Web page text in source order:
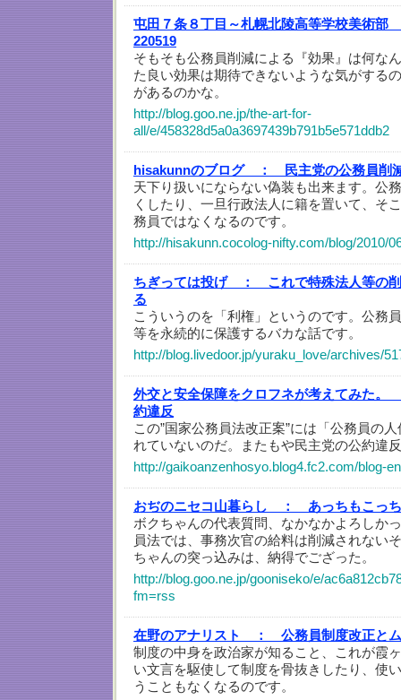
屯田７条８丁目～札幌北陵高等学校美術部
220519
そもそも公務員削減による『効果』は何な
た良い効果は期待できないような気がする
があるのかな。
http://blog.goo.ne.jp/the-art-for-
all/e/458328d5a0a3697439b791b5e571ddb2
hisakunnのブログ ：
民主党の公務員削
天下り扱いにならない偽装も出来ます。公
くしたり、一旦行政法人に籍を置いて、そ
務員ではなくなるのです。
http://hisakunn.cocolog-nifty.com/blog/2010/
ちぎっては投げ ：
これで特殊法人等の
る
こういうのを「利権」というのです。公務
等を永続的に保護するバカな話です。
http://blog.livedoor.jp/yuraku_love/archives/
外交と安全保障をクロフネが考えてみた。
約違反
この”国家公務員法改正案”には「公務員の
れていないのだ。またもや民主党の公約違
http://gaikoanzenhosyo.blog4.fc2.com/blog-
おぢのニセコ山暮らし ：
あっちもこっ
ボクちゃんの代表質問、なかなかよろしか
員法では、事務次官の給料は削減されない
ちゃんの突っ込みは、納得でござった。
http://blog.goo.ne.jp/gooniseko/e/
fm=rss
在野のアナリスト ：
公務員制度改正と
制度の中身を政治家が知ること、これが霞
い文言を駆使して制度を骨抜きしたり、使
うこともなくなるのです。